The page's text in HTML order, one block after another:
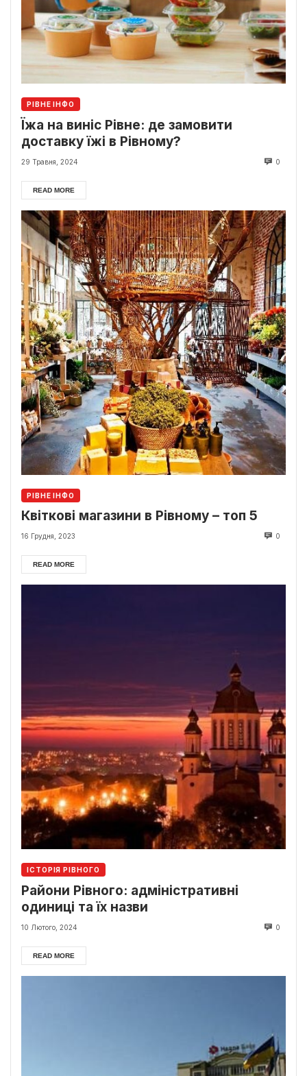
РІВНЕ ІНФО
Їжа на виніс Рівне: де замовити
доставку їжі в Рівному?
29 Травня, 2024 0
READ MORE
РІВНЕ ІНФО
Квіткові магазини в Рівному – топ 5
16 Грудня, 2023 0
READ MORE
ІСТОРІЯ РІВНОГО
Райони Рівного: адміністративні
одиниці та їх назви
10 Лютого, 2024 0
READ MORE